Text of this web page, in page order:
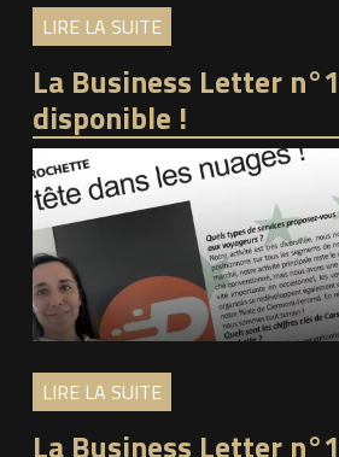
LIRE LA SUITE
La Business Letter
disponible !
LIRE LA SUITE
La Business Letter